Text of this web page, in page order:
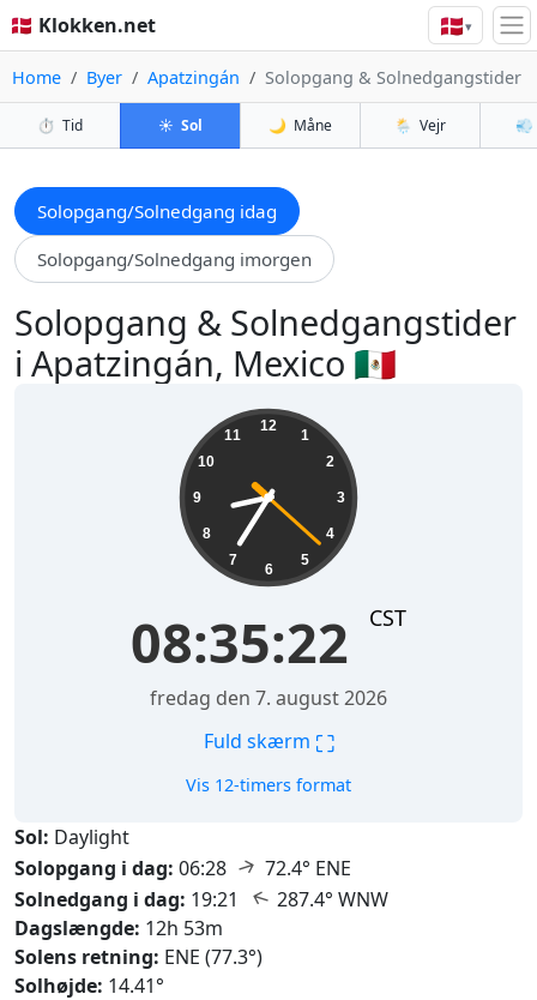
🇩🇰 Klokken.net 🇩🇰▾
Home Byer Apatzingán Solopgang & Solnedgangstider
⏱️ Tid ☀️ Sol 🌙 Måne 🌦️ Vejr 💨
Solopgang/Solnedgang idag
Solopgang/Solnedgang imorgen
Solopgang & Solnedgangstider
i Apatzingán, Mexico 🇲🇽
12
1
2
3
4
5
6
7
8
9
10
11
08:35:23 CST
fredag den 7. august 2026
Fuld skærm ⛶
Vis 12-timers format
Sol: Daylight
Solopgang i dag: 06:28 ↑ 72.4° ENE
Solnedgang i dag: 19:21 ↑ 287.4° WNW
Dagslængde: 12h 53m
Solens retning: ENE (77.3°)
Solhøjde: 14.41°